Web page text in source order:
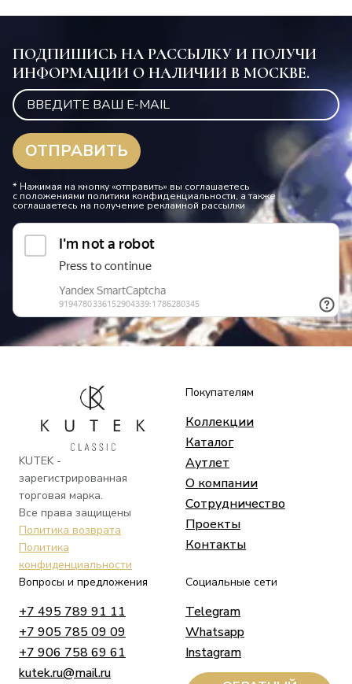
ПОДПИШИСЬ НА РАССЫЛКУ И ПОЛУЧИ
ИНФОРМАЦИИ О НАЛИЧИИ В МОСКВЕ.
* Нажимая на кнопку «отправить» вы соглашаетесь
с положениями политики конфиденциальности, а также
соглашаетесь на получение рекламной рассылки
KUTEK -
зарегистрированная
торговая марка.
Все права защищены
Политика возврата
Политика
конфиденциальности
Покупателям
Коллекции
Каталог
Аутлет
О компании
Сотрудничество
Проекты
Контакты
Вопросы и предложения
+7 495 789 91 11
+7 905 785 09 09
+7 906 758 69 61
kutek.ru@mail.ru
Социальные сети
Telegram
Whatsapp
Instagram